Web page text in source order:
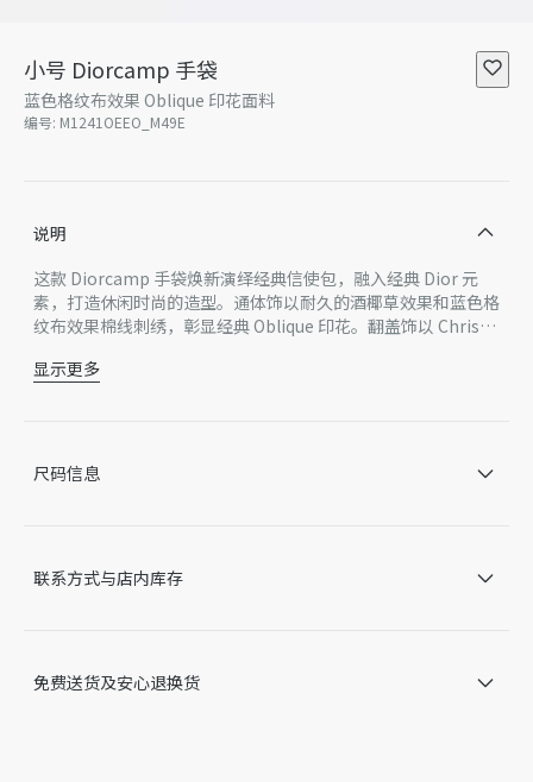
小号 Diorcamp 手袋
蓝色格纹布效果 Oblique 印花面料
编号: M1241OEEO_M49E
说明
这款 Diorcamp 手袋焕新演绎经典信使包，融入经典 Dior 元
素，打造休闲时尚的造型。通体饰以耐久的酒椰草效果和蓝色格
纹布效果棉线刺绣，彰显经典 Oblique 印花。翻盖饰以 Christi
款式，空间宽敞，搭配可调节、可拆卸的肩带，可肩背或斜挎，
主体：棉
CD 搭扣
可拆卸、可调节的肩带
在色差、尺码误差、成分含量误差或其他细节误差，网站展示的
显示更多
尺码信息
联系方式与店内库存
免费送货及安心退换货